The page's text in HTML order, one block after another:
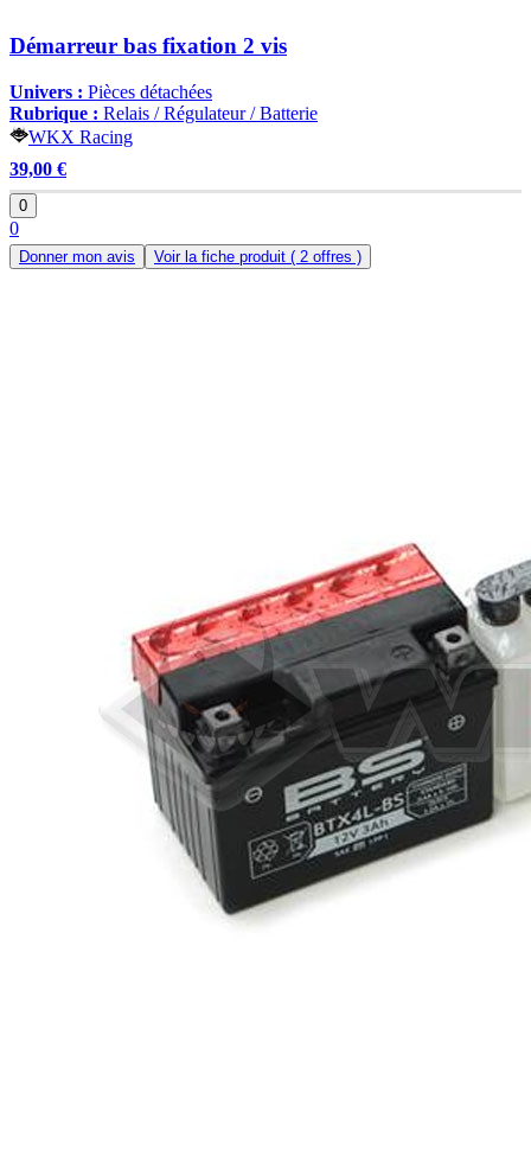
Démarreur bas fixation 2 vis
Univers : Pièces détachées
Rubrique : Relais / Régulateur / Batterie
WKX Racing
39,00 €
0
0
Donner mon avis Voir la fiche produit ( 2 offres )